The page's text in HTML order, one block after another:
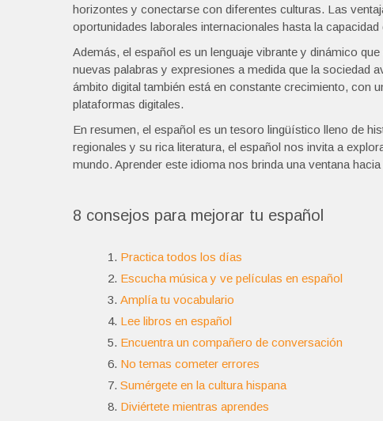
horizontes y conectarse con diferentes culturas. Las
oportunidades laborales internacionales hasta la
Además, el español es un lenguaje vibrante y dinámico
nuevas palabras y expresiones a medida que la sociedad
ámbito digital también está en constante crecimiento, con
plataformas digitales.
En resumen, el español es un tesoro lingüístico lleno de
regionales y su rica literatura, el español nos invita a
mundo. Aprender este idioma nos brinda una ventana
8 consejos para mejorar tu español
Practica todos los días
Escucha música y ve películas en español
Amplía tu vocabulario
Lee libros en español
Encuentra un compañero de conversación
No temas cometer errores
Sumérgete en la cultura hispana
Diviértete mientras aprendes